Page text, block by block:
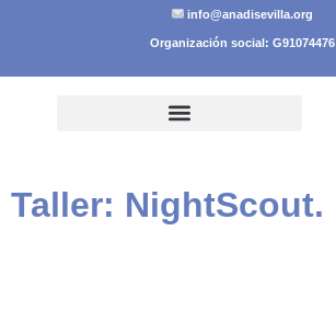
info@anadisevilla.org
Organización social: G91074476
Taller: NightScout.